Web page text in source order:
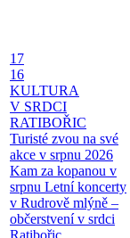
17
16
KULTURA
V SRDCI
RATIBOŘIC
Turisté zvou na své
akce v srpnu 2026
Kam za kopanou v
srpnu Letní koncerty
v Rudrově mlýně –
občerstvení v srdci